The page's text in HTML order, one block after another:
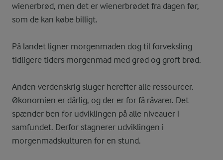
wienerbrød, men det er wienerbrødet fra dagen før,
som de kan købe billigt.
På landet ligner morgenmaden dog til forveksling
tidligere tiders morgenmad med grød og groft brød.
Anden verdenskrig sluger herefter alle ressourcer.
Økonomien er dårlig, og der er for få råvarer. Det
spænder ben for udviklingen på alle niveauer i
samfundet. Derfor stagnerer udviklingen i
morgenmadskulturen for en stund.